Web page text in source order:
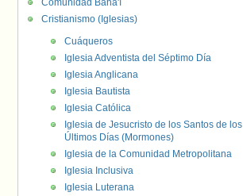
Comunidad Bahá'í
Cristianismo (Iglesias)
Cuáqueros
Iglesia Adventista del Séptimo Día
Iglesia Anglicana
Iglesia Bautista
Iglesia Católica
Iglesia de Jesucristo de los Santos de los
Últimos Días (Mormones)
Iglesia de la Comunidad Metropolitana
Iglesia Inclusiva
Iglesia Luterana